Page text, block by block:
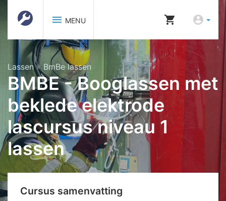
menu MENU shopping_cart account_circle
Lassen »BmBe lassen
BMBE - Booglassen met
beklede elektrode
lascursus niveau 1
lassen
Cursus samenvatting